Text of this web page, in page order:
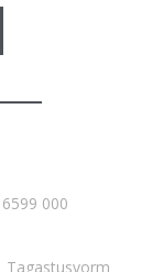
6599 000
Tagastusvorm